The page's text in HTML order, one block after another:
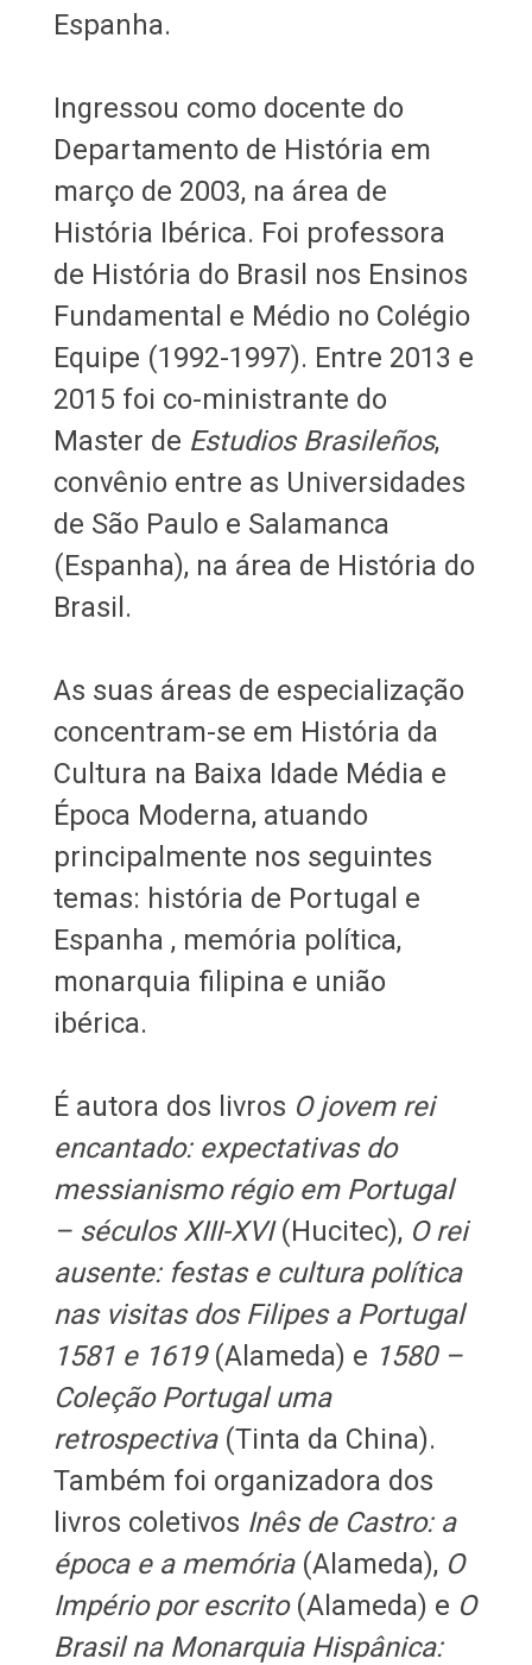
Espanha.
Ingressou como docente do
Departamento de História em
março de 2003, na área de
História Ibérica. Foi professora
de História do Brasil nos Ensinos
Fundamental e Médio no Colégio
Equipe (1992-1997). Entre 2013 e
2015 foi co-ministrante do
Master de Estudios Brasileños,
convênio entre as Universidades
de São Paulo e Salamanca
(Espanha), na área de História do
Brasil.
As suas áreas de especialização
concentram-se em História da
Cultura na Baixa Idade Média e
Época Moderna, atuando
principalmente nos seguintes
temas: história de Portugal e
Espanha , memória política,
monarquia filipina e união
ibérica.
É autora dos livros O jovem rei
encantado: expectativas do
messianismo régio em Portugal
– séculos XIII-XVI(Hucitec), O rei
ausente: festas e cultura política
nas visitas dos Filipes a Portugal
1581 e 1619(Alameda) e 1580 –
Coleção Portugal uma
retrospectiva (Tinta da China).
Também foi organizadora dos
livros coletivos Inês de Castro: a
época e a memória (Alameda), O
Império por escrito (Alameda) e O
Brasil na Monarquia Hispânica: